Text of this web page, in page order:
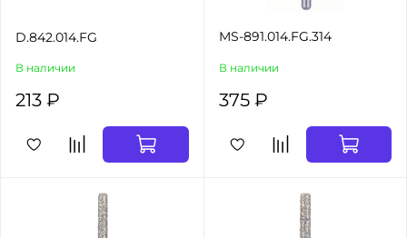
D.842.014.FG
В наличии
213 ₽
MS-891.014.FG.314
В наличии
375 ₽